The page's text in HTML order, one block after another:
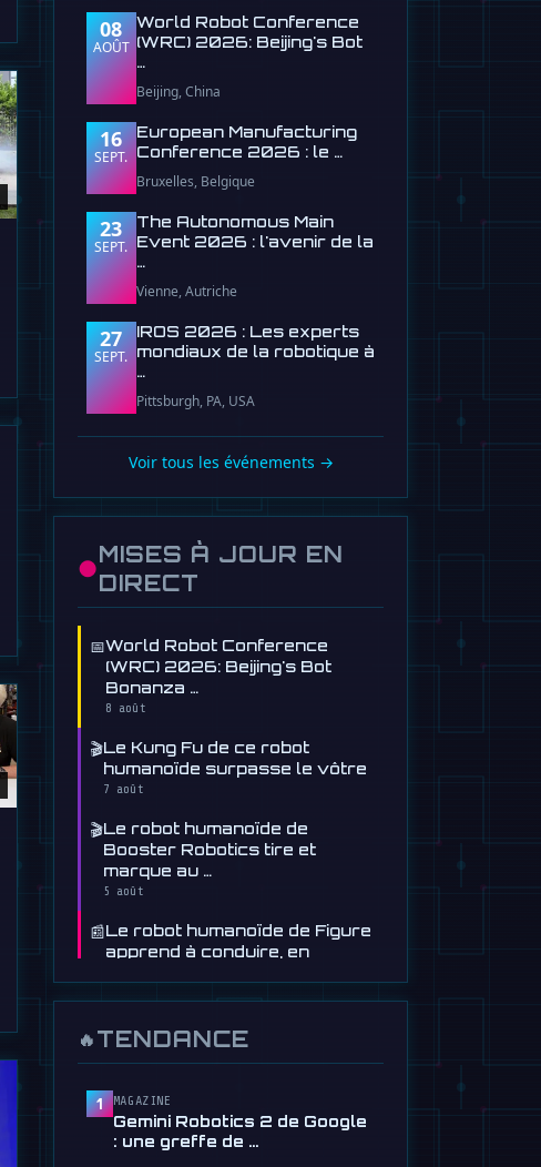
08
AOÛT
World Robot Conference
(WRC) 2026: Beijing's Bot
…
Beijing, China
16
SEPT.
European Manufacturing
Conference 2026 : le …
Bruxelles, Belgique
23
SEPT.
The Autonomous Main
Event 2026 : l'avenir de la
…
Vienne, Autriche
27
SEPT.
IROS 2026 : Les experts
mondiaux de la robotique à
…
Pittsburgh, PA, USA
Voir tous les événements →
●
MISES À JOUR EN
DIRECT
📅World Robot Conference
(WRC) 2026: Beijing's Bot
Bonanza …
8 août
🎬Le Kung Fu de ce robot
humanoïde surpasse le vôtre
7 août
🎬Le robot humanoïde de
Booster Robotics tire et
marque au …
5 août
📰Le robot humanoïde de Figure
apprend à conduire, en
📰Cet agent IA gratuit conçoit
des pièces de robot par texte
📰Tau Robotics Launches
$30/Hour Humanoid Cleaning
Service in …
🔥 TENDANCE
1 MAGAZINE
Gemini Robotics 2 de Google
: une greffe de …